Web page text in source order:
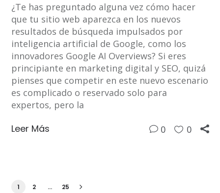
¿Te has preguntado alguna vez cómo hacer
que tu sitio web aparezca en los nuevos
resultados de búsqueda impulsados por
inteligencia artificial de Google, como los
innovadores Google AI Overviews? Si eres
principiante en marketing digital y SEO, quizá
pienses que competir en este nuevo escenario
es complicado o reservado solo para
expertos, pero la
Leer Más 0 0
1 2 … 25